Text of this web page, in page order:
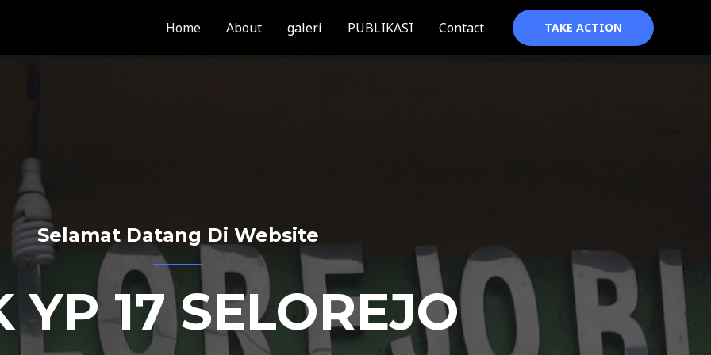
Home About galeri PUBLIKASI Contact TAKE ACTION
Selamat Datang Di Website
YP 17 SELOREJO